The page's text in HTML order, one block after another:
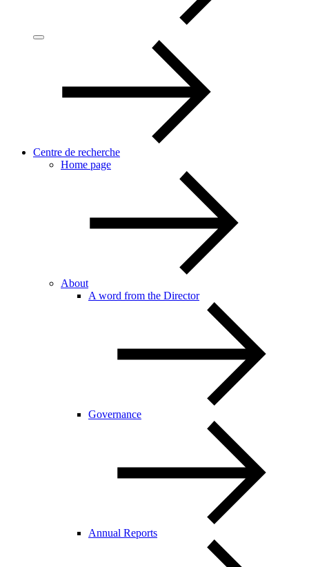
Centre de recherche
Home page
About
A word from the Director
Governance
Annual Reports